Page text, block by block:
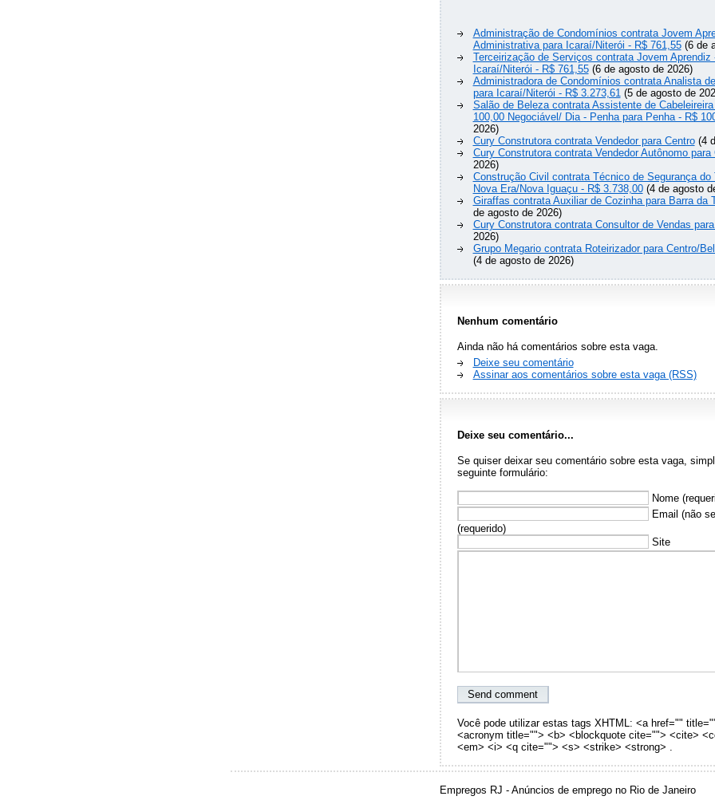
Administração de Condomínios contrata Jovem
Administrativa para Icaraí/Niterói - R$ 761,55(6 de
Terceirização de Serviços contrata Jovem Aprendiz
Icaraí/Niterói - R$ 761,55(6 de agosto de 2026)
Administradora de Condomínios contrata Analista
para Icaraí/Niterói - R$ 3.273,61(5 de agosto de
Salão de Beleza contrata Assistente de
100,00 Negociável/ Dia - Penha para Penha - R$
2026)
Cury Construtora contrata Vendedor para Centro(4
Cury Construtora contrata Vendedor Autônomo para
2026)
Construção Civil contrata Técnico de Segurança do
Nova Era/Nova Iguaçu - R$ 3.738,00(4 de agosto
Giraffas contrata Auxiliar de Cozinha para Barra da
de agosto de 2026)
Cury Construtora contrata Consultor de Vendas
2026)
Grupo Megario contrata Roteirizador para Centro/
(4 de agosto de 2026)
Nenhum comentário
Ainda não há comentários sobre esta vaga.
Deixe seu comentário
Assinar aos comentários sobre esta vaga (RSS)
Deixe seu comentário...
Se quiser deixar seu comentário sobre esta vaga,
seguinte formulário:
Nome
Email (não
(requerido)
Site
Você pode utilizar estas tags XHTML: <a href=""
<acronym title=""> <b> <blockquote cite=""> <cite>
<em> <i> <q cite=""> <s> <strike> <strong> .
Empregos RJ - Anúncios de emprego no Rio de Janeiro